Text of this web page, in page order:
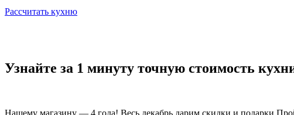
Рассчитать кухню
Узнайте за 1 минуту точную стоимость
Нашему магазину — 4 года! Весь декабрь дарим скидки и подарки